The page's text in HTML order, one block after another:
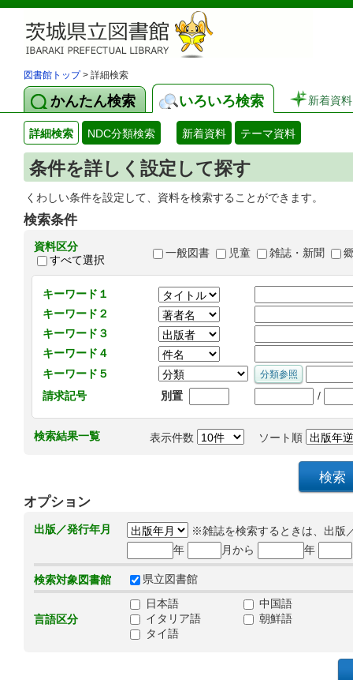
図書館トップ> 詳細検索
かんたん検索 いろいろ検索 新着資料
詳細検索 NDC分類検索 新着資料 テーマ資料
条件を詳しく設定して探す
くわしい条件を設定して、資料を検索することができます。
検索条件
資料区分
すべて選択
一般図書 児童 雑誌・新聞
キーワード１
キーワード２
キーワード３
キーワード４
キーワード５
請求記号
別置 /
検索結果一覧 表示件数 ソート順
オプション
出版／発行年月
※雑誌を検索するときは、出版
年
月から 年
検索対象図書館 県立図書館
言語区分
日本語
中国語
イタリア語
朝鮮語
タイ語